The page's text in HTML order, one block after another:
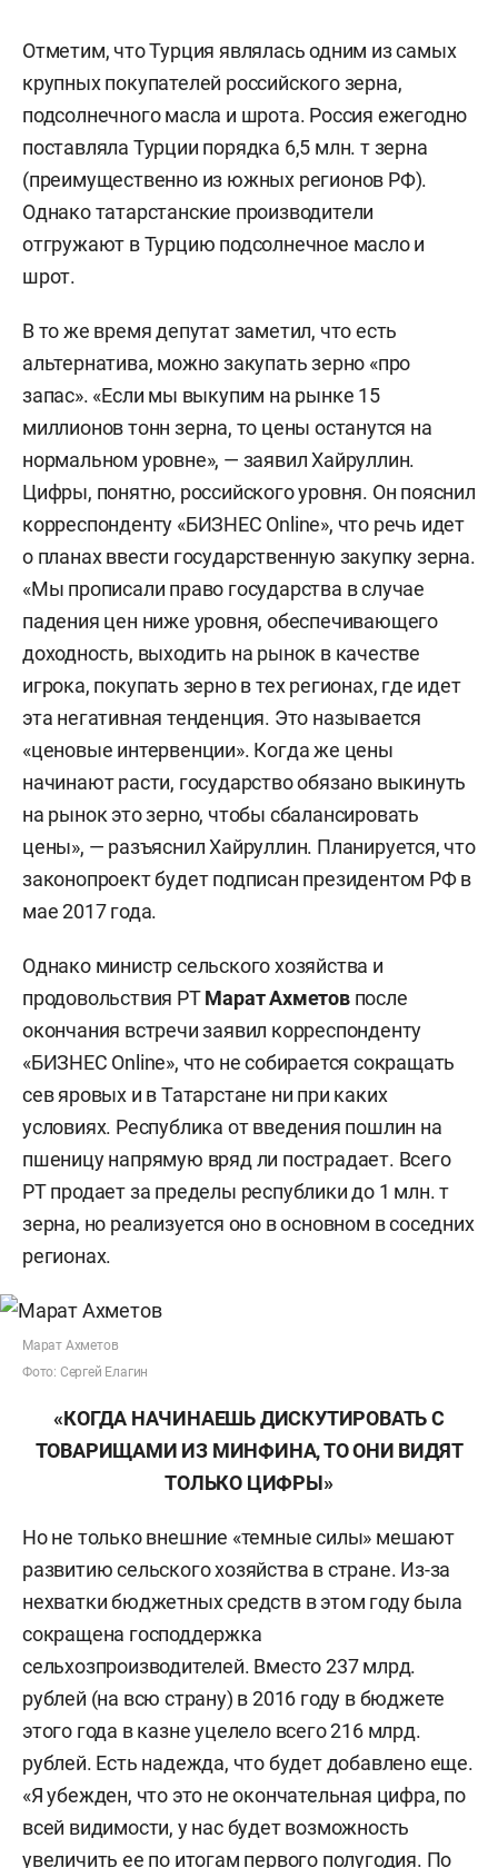
Отметим, что Турция являлась одним из самых
крупных покупателей российского зерна,
подсолнечного масла и шрота. Россия ежегодно
поставляла Турции порядка 6,5 млн. т зерна
(преимущественно из южных регионов РФ).
Однако татарстанские производители
отгружают в Турцию подсолнечное масло и
шрот.
В то же время депутат заметил, что есть
альтернатива, можно закупать зерно «про
запас». «Если мы выкупим на рынке 15
миллионов тонн зерна, то цены останутся на
нормальном уровне», — заявил Хайруллин.
Цифры, понятно, российского уровня. Он пояснил
корреспонденту «БИЗНЕС Online», что речь идет
о планах ввести государственную закупку зерна.
«Мы прописали право государства в случае
падения цен ниже уровня, обеспечивающего
доходность, выходить на рынок в качестве
игрока, покупать зерно в тех регионах, где идет
эта негативная тенденция. Это называется
«ценовые интервенции». Когда же цены
начинают расти, государство обязано выкинуть
на рынок это зерно, чтобы сбалансировать
цены», — разъяснил Хайруллин. Планируется, что
законопроект будет подписан президентом РФ в
мае 2017 года.
Однако министр сельского хозяйства и
продовольствия РТМарат Ахметовпосле
окончания встречи заявил корреспонденту
«БИЗНЕС Online», что не собирается сокращать
сев яровых и в Татарстане ни при каких
условиях. Республика от введения пошлин на
пшеницу напрямую вряд ли пострадает. Всего
РТ продает за пределы республики до 1 млн. т
зерна, но реализуется оно в основном в соседних
регионах.
Марат Ахметов
Фото: Сергей Елагин
«КОГДА НАЧИНАЕШЬ ДИСКУТИРОВАТЬ С
ТОВАРИЩАМИ ИЗ МИНФИНА, ТО ОНИ ВИДЯТ
ТОЛЬКО ЦИФРЫ»
Но не только внешние «темные силы» мешают
развитию сельского хозяйства в стране. Из-за
нехватки бюджетных средств в этом году была
сокращена господдержка
сельхозпроизводителей. Вместо 237 млрд.
рублей (на всю страну) в 2016 году в бюджете
этого года в казне уцелело всего 216 млрд.
рублей. Есть надежда, что будет добавлено еще.
«Я убежден, что это не окончательная цифра, по
всей видимости, у нас будет возможность
увеличить ее по итогам первого полугодия. По